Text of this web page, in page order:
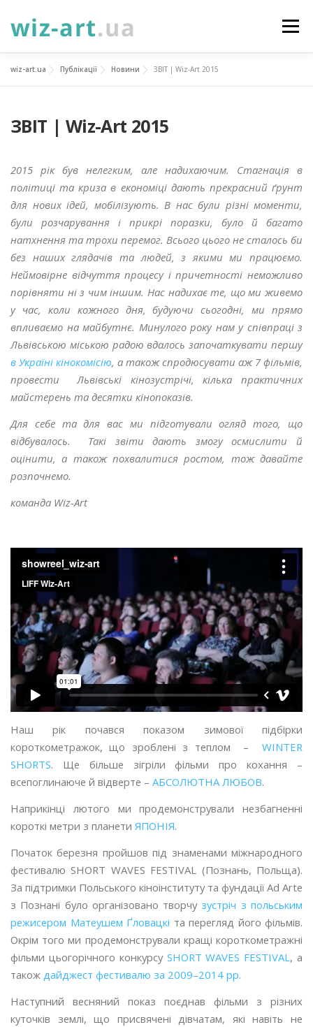
до
Меню
НОВИНИ ПРО НАС ПОСЛУГИ
ФОТОГАЛЕРЕЯ ПІДТРИМАТИ
УКР ENG ПРОЄКТИ
wiz-art.ua Публікації Новини ЗВІТ | Wiz-Art 2015
ЗВІТ | Wiz-Art 2015
2015 рік був нелегким, але надихаючим. Стагнація в
політиці та криза в економіці дають прекрасний ґрунт
для нових ідей, мобілізують. В нас були різні моменти,
були розчарування і прикрі поразки, було й багато
натхнення та трохи перемог. Всього цього не сталось би
без наших глядачів та людей, з якими ми працюємо.
Неймовірне відчуття процесу і причетності неможливо
порівняти ні з чим іншим. Нас надихає те, що ми живемо
у час, коли кожного дня, будуючи сьогодні, ми прямо
впливаємо на майбутнє. Минулого року нам у співпраці з
Львівською міською радою вдалось започаткувати першу
в Україні кінокомісію, а також спродюсувати аж 7 фільмів,
провести Львівські кінозустрічі, кілька практичних
майстерень та десятки кінопоказів.
Для себе та для вас ми підготували огляд того, що
відбувалось. Такі звіти дають змогу осмислити й
оцінити, а також похвалитися ростом, тож давайте
розпочнемо.
команда Wiz-Art
Наш рік почався показом зимової підбірки
короткометражок, що зроблені з теплом – WINTER
SHORTS. Ще більше зігріли фільми про кохання –
всепоглинаюче й відверте – АБСОЛЮТНА ЛЮБОВ.
Наприкінці лютого ми продемонстрували незбагненні
короткі метри з планети ЯПОНІЯ.
Початок березня пройшов під знаменами міжнародного
фестивалю SHORT WAVES FESTIVAL (Познань, Польща).
За підтримки Польського кіноінституту та фундації Ad Arte
з Познані було організовано творчузустріч з польським
режисером Матеушем Ґловацкі та перегляд його фільмів.
Окрім того ми продемонстрували кращі короткометражні
фільми цьогорічного конкурсу SHORT WAVES FESTIVAL, а
також дайджест фестивалю за 2009–2014 рр.
Наступний весняний показ поєднав фільми з різних
куточків землі, що присвячені дівчатам, які навіть не